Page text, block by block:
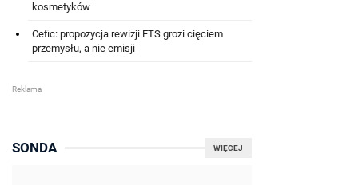
kosmetyków
Cefic: propozycja rewizji ETS grozi cięciem
przemysłu, a nie emisji
WIĘCEJ
SONDA